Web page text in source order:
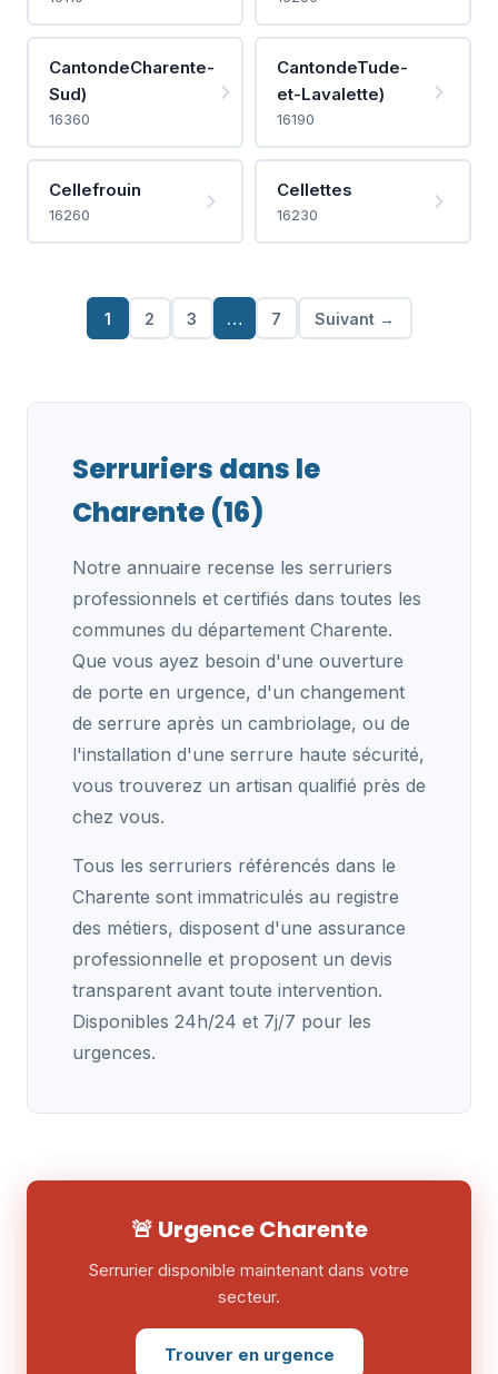
CantondeCharente-
Sud)
16360
CantondeTude-
et-Lavalette)
16190
Cellefrouin
16260
Cellettes
16230
1 2 3 … 7 Suivant →
Serruriers dans le
Charente (16)
Notre annuaire recense les serruriers
professionnels et certifiés dans toutes les
communes du département Charente.
Que vous ayez besoin d'une ouverture
de porte en urgence, d'un changement
de serrure après un cambriolage, ou de
l'installation d'une serrure haute sécurité,
vous trouverez un artisan qualifié près de
chez vous.
Tous les serruriers référencés dans le
Charente sont immatriculés au registre
des métiers, disposent d'une assurance
professionnelle et proposent un devis
transparent avant toute intervention.
Disponibles 24h/24 et 7j/7 pour les
urgences.
🚨 Urgence Charente
Serrurier disponible maintenant dans votre
secteur.
Trouver en urgence